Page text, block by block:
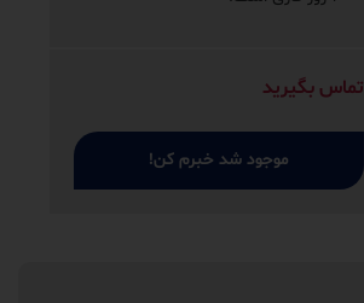
تماس بگیرید
موجود شد خبرم کن!